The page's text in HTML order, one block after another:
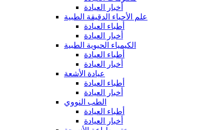
أخبار العيادة
علم الأحياء الدقيقة الطبية
أطباء العيادة
أخبار العيادة
الكيمياء الحيوية الطبية
أطباء العيادة
أخبار العيادة
عيادة الأشعة
أطباء العيادة
أخبار العيادة
الطب النووي
أطباء العيادة
أخبار العيادة